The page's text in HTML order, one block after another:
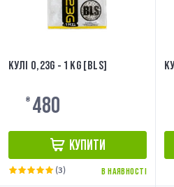
КУЛІ 0,23G - 1 KG [BLS]
₴ 480
КУПИТИ
В НАЯВНОСТІ
(3)